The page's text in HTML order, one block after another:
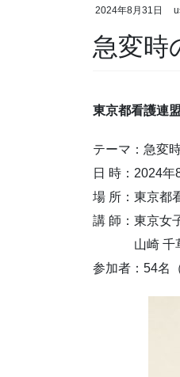
2024年8月31日
急変時
東京都看護連
テーマ：急変
日 時：2024
場 所：東京都
講 師：東京女
山崎 千
参加者：54名